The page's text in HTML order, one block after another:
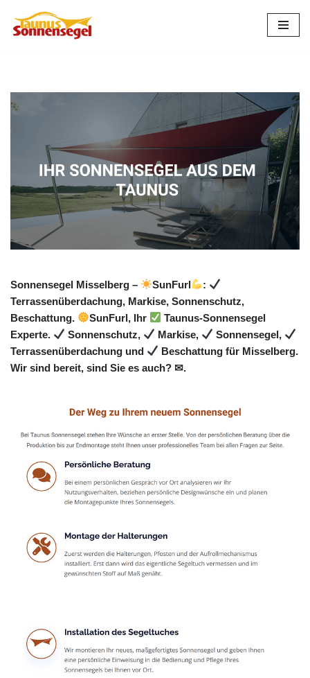
Zum
Sonnensegel Misselberg – SunFurl
:
Terrassenüberdachung, Markise, Sonnenschutz,
Beschattung.
SunFurl, Ihr
Taunus-Sonnensegel
Experte.
Sonnenschutz, Markise,
Sonnensegel,
Terrassenüberdachung und
Beschattung für Misselberg.
Wir sind bereit, sind Sie es auch? ✉.